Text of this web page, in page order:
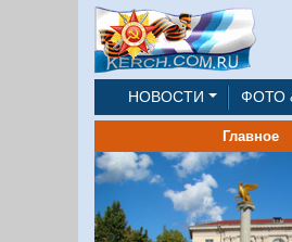
НОВОСТИ ФОТО
Главное